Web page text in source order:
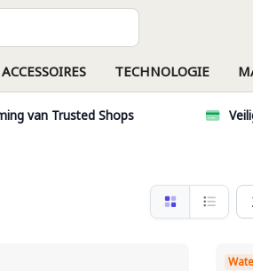
ACCESSOIRES TECHNOLOGIE
van Trusted Shops